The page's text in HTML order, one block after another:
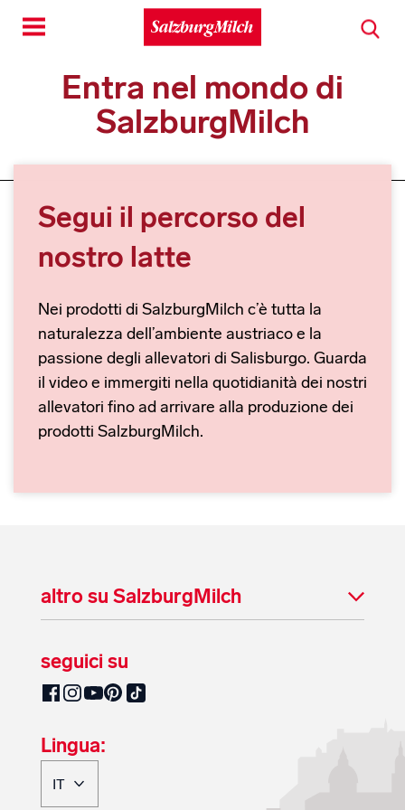
Toggle
navigation
Entra nel mondo di
SalzburgMilch
Segui il percorso del
nostro latte
Nei prodotti di SalzburgMilch c’è tutta la
naturalezza dell’ambiente austriaco e la
passione degli allevatori di Salisburgo. Guarda
il video e immergiti nella quotidianità dei nostri
allevatori fino ad arrivare alla produzione dei
prodotti SalzburgMilch.
altro su SalzburgMilch
seguici su
SalzburgMilch su Facebook
SalzburgMilch su Instagram
SalzburgMilch su YouTube
SalzburgMilch su Pinterest
SalzburgMilch su TikTok
Lingua: